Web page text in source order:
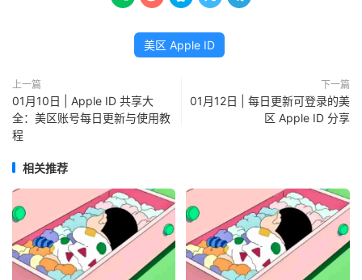
美区 Apple ID
上一篇
01月10日 | Apple ID 共享大
全：美区账号每日更新与使用教
程
下一篇
01月12日 | 每日更新可登录的美
区 Apple ID 分享
相关推荐